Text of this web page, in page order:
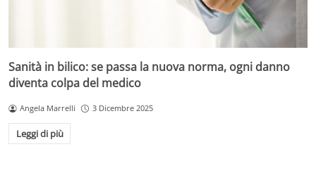
Sanità in bilico: se passa la nuova norma, ogni danno
diventa colpa del medico
Angela Marrelli 3 Dicembre 2025
Leggi di più